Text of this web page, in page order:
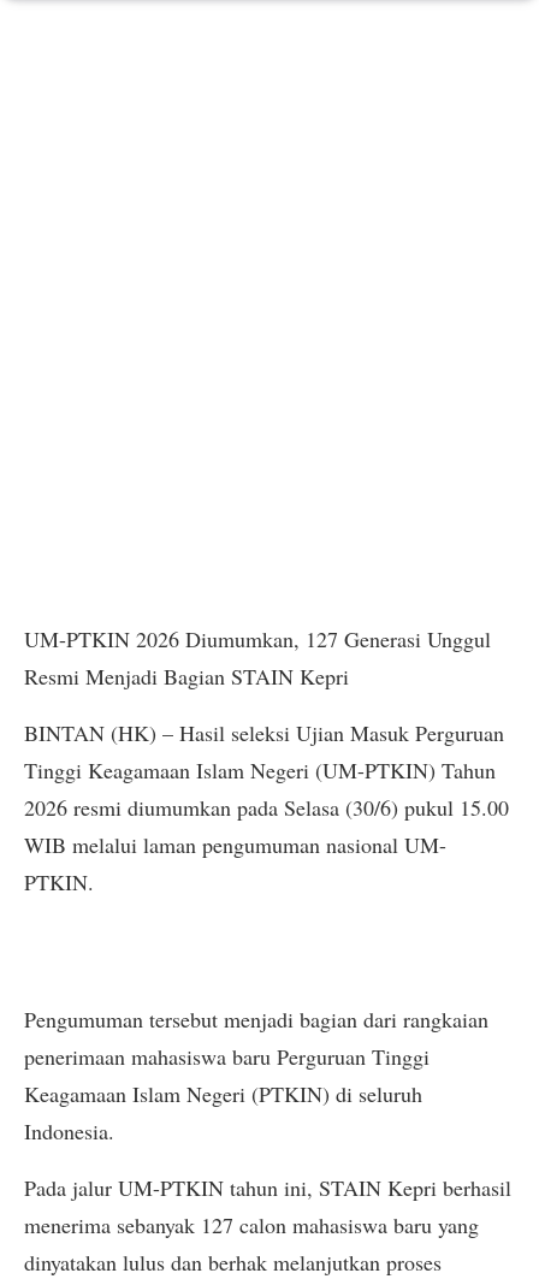
UM-PTKIN 2026 Diumumkan, 127 Generasi Unggul
Resmi Menjadi Bagian STAIN Kepri
BINTAN (HK) – Hasil seleksi Ujian Masuk Perguruan
Tinggi Keagamaan Islam Negeri (UM-PTKIN) Tahun
2026 resmi diumumkan pada Selasa (30/6) pukul 15.00
WIB melalui laman pengumuman nasional UM-
PTKIN.
Pengumuman tersebut menjadi bagian dari rangkaian
penerimaan mahasiswa baru Perguruan Tinggi
Keagamaan Islam Negeri (PTKIN) di seluruh
Indonesia.
Pada jalur UM-PTKIN tahun ini, STAIN Kepri berhasil
menerima sebanyak 127 calon mahasiswa baru yang
dinyatakan lulus dan berhak melanjutkan proses